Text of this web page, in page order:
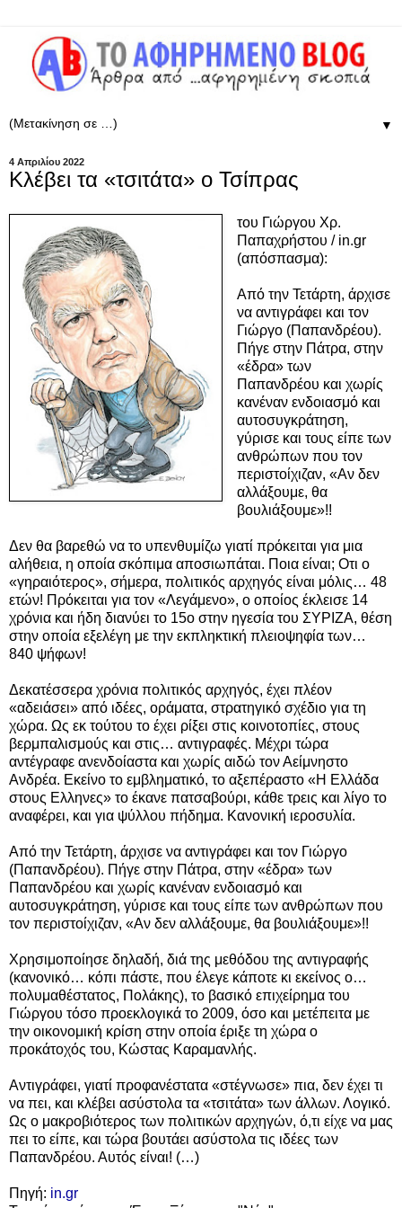
▼
4 Απριλίου 2022
Κλέβει τα «τσιτάτα» ο Τσίπρας
του Γιώργου Χρ.
Παπαχρήστου / in.gr
(απόσπασμα):
Από την Τετάρτη, άρχισε
να αντιγράφει και τον
Γιώργο (Παπανδρέου).
Πήγε στην Πάτρα, στην
«έδρα» των
Παπανδρέου και χωρίς
κανέναν ενδοιασμό και
αυτοσυγκράτηση,
γύρισε και τους είπε των
ανθρώπων που τον
περιστοίχιζαν, «Αν δεν
αλλάξουμε, θα
βουλιάξουμε»!!
Δεν θα βαρεθώ να το υπενθυμίζω γιατί πρόκειται για μια
αλήθεια, η οποία σκόπιμα αποσιωπάται. Ποια είναι; Οτι ο
«γηραιότερος», σήμερα, πολιτικός αρχηγός είναι μόλις… 48
ετών! Πρόκειται για τον «Λεγάμενο», ο οποίος έκλεισε 14
χρόνια και ήδη διανύει το 15ο στην ηγεσία του ΣΥΡΙΖΑ, θέση
στην οποία εξελέγη με την εκπληκτική πλειοψηφία των…
840 ψήφων!
Δεκατέσσερα χρόνια πολιτικός αρχηγός, έχει πλέον
«αδειάσει» από ιδέες, οράματα, στρατηγικό σχέδιο για τη
χώρα. Ως εκ τούτου το έχει ρίξει στις κοινοτοπίες, στους
βερμπαλισμούς και στις… αντιγραφές. Μέχρι τώρα
αντέγραφε ανενδοίαστα και χωρίς αιδώ τον Αείμνηστο
Ανδρέα. Εκείνο το εμβληματικό, το αξεπέραστο «Η Ελλάδα
στους Ελληνες» το έκανε πατσαβούρι, κάθε τρεις και λίγο το
αναφέρει, και για ψύλλου πήδημα. Κανονική ιεροσυλία.
Από την Τετάρτη, άρχισε να αντιγράφει και τον Γιώργο
(Παπανδρέου). Πήγε στην Πάτρα, στην «έδρα» των
Παπανδρέου και χωρίς κανέναν ενδοιασμό και
αυτοσυγκράτηση, γύρισε και τους είπε των ανθρώπων που
τον περιστοίχιζαν, «Αν δεν αλλάξουμε, θα βουλιάξουμε»!!
Χρησιμοποίησε δηλαδή, διά της μεθόδου της αντιγραφής
(κανονικό… κόπι πάστε, που έλεγε κάποτε κι εκείνος ο…
πολυμαθέστατος, Πολάκης), το βασικό επιχείρημα του
Γιώργου τόσο προεκλογικά το 2009, όσο και μετέπειτα με
την οικονομική κρίση στην οποία έριξε τη χώρα ο
προκάτοχός του, Κώστας Καραμανλής.
Αντιγράφει, γιατί προφανέστατα «στέγνωσε» πια, δεν έχει τι
να πει, και κλέβει ασύστολα τα «τσιτάτα» των άλλων. Λογικό.
Ως ο μακροβιότερος των πολιτικών αρχηγών, ό,τι είχε να μας
πει το είπε, και τώρα βουτάει ασύστολα τις ιδέες των
Παπανδρέου. Αυτός είναι! (…)
Πηγή: in.gr